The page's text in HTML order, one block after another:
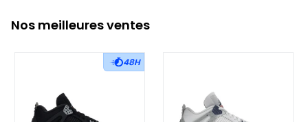
Nos meilleures ventes
48H